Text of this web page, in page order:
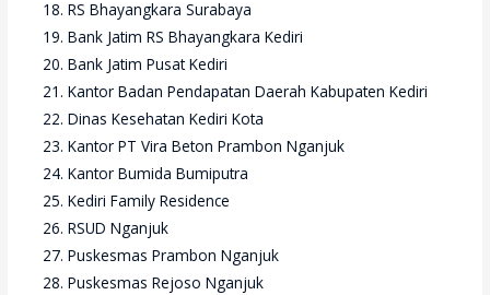
RS Bhayangkara Surabaya
Bank Jatim RS Bhayangkara Kediri
Bank Jatim Pusat Kediri
Kantor Badan Pendapatan Daerah Kabupaten Kediri
Dinas Kesehatan Kediri Kota
Kantor PT Vira Beton Prambon Nganjuk
Kantor Bumida Bumiputra
Kediri Family Residence
RSUD Nganjuk
Puskesmas Prambon Nganjuk
Puskesmas Rejoso Nganjuk